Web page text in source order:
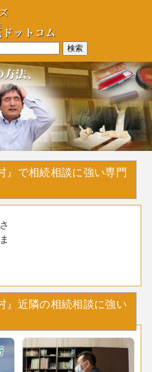
』で相続相談に強い専門
』近隣の相続相談に強い